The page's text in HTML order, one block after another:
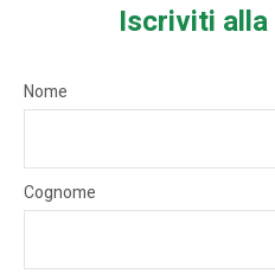
Iscriviti
Nome
Cognome